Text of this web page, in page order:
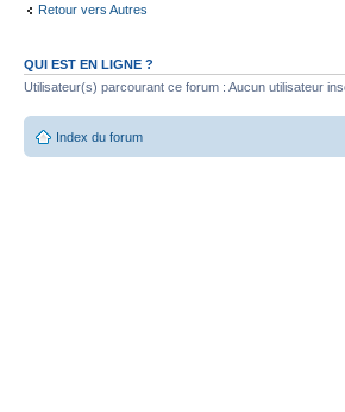
Retour vers Autres
QUI EST EN LIGNE ?
Utilisateur(s) parcourant ce forum : Aucun utilisateur
Index du forum